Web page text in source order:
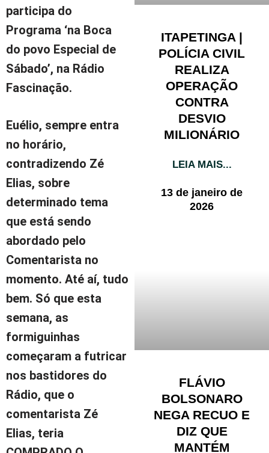
participa do
Programa ‘na Boca
do povo Especial de
Sábado’, na Rádio
Fascinação.
Euélio, sempre entra
no horário,
contradizendo Zé
Elias, sobre
determinado tema
que está sendo
abordado pelo
Comentarista no
momento. Até aí, tudo
bem. Só que esta
semana, as
formiguinhas
começaram a futricar
nos bastidores do
Rádio, que o
comentarista Zé
Elias, teria
ITAPETINGA |
POLÍCIA CIVIL
REALIZA
OPERAÇÃO
CONTRA
DESVIO
MILIONÁRIO
LEIA MAIS...
13 de janeiro de
2026
FLÁVIO
BOLSONARO
NEGA RECUO E
DIZ QUE
MANTÉM